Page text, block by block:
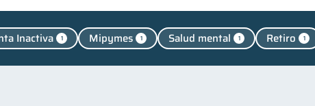
Inactiva 1 Mipymes 1 Salud mental 1 Retiro 1